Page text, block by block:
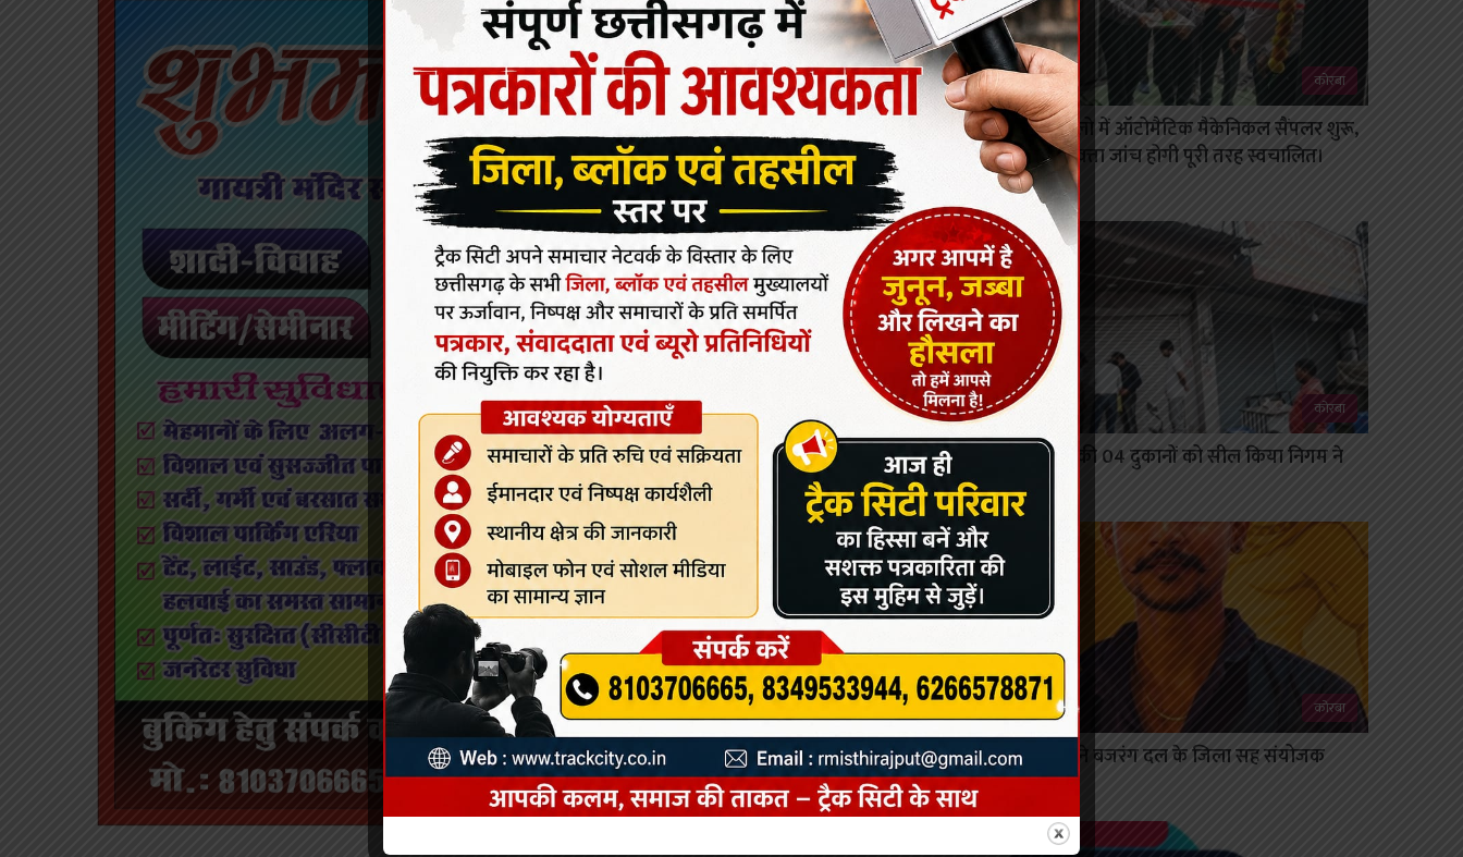
कोरबा
दीपका साइलो में ऑटोमैटिक मैकेनिकल सैंपलर शुरू,
कोयला गुणवत्ता जांच होगी पूरी तरह स्वचालित।
August 7, 2026
कोरबा
बकायादारों की 04 दुकानों को सील किया निगम ने
कोरबा
पिंकू रंजन बने बजरंग दल के जिला सह संयोजक
August 7, 2026